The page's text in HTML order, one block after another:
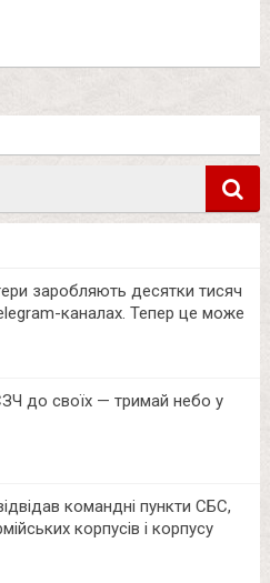
заробляють десятки тисяч
каналах. Тепер це може
до своїх — тримай небо у
командні пункти СБС,
корпусів і корпусу